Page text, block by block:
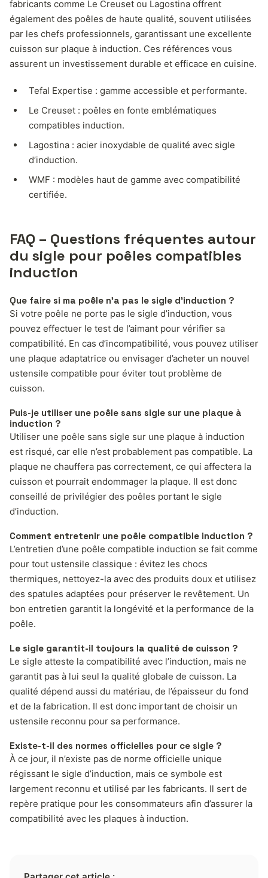
fabricants comme Le Creuset ou Lagostina offrent
également des poêles de haute qualité, souvent utilisées
par les chefs professionnels, garantissant une excellente
cuisson sur plaque à induction. Ces références vous
assurent un investissement durable et efficace en cuisine.
Tefal Expertise : gamme accessible et performante.
Le Creuset : poêles en fonte emblématiques
compatibles induction.
Lagostina : acier inoxydable de qualité avec sigle
d’induction.
WMF : modèles haut de gamme avec compatibilité
certifiée.
FAQ – Questions fréquentes autour
du sigle pour poêles compatibles
induction
Que faire si ma poêle n’a pas le sigle d’induction ?
Si votre poêle ne porte pas le sigle d’induction, vous
pouvez effectuer le test de l’aimant pour vérifier sa
compatibilité. En cas d’incompatibilité, vous pouvez utiliser
une plaque adaptatrice ou envisager d’acheter un nouvel
ustensile compatible pour éviter tout problème de
cuisson.
Puis-je utiliser une poêle sans sigle sur une plaque à
induction ?
Utiliser une poêle sans sigle sur une plaque à induction
est risqué, car elle n’est probablement pas compatible. La
plaque ne chauffera pas correctement, ce qui affectera la
cuisson et pourrait endommager la plaque. Il est donc
conseillé de privilégier des poêles portant le sigle
d’induction.
Comment entretenir une poêle compatible induction ?
L’entretien d’une poêle compatible induction se fait comme
pour tout ustensile classique : évitez les chocs
thermiques, nettoyez-la avec des produits doux et utilisez
des spatules adaptées pour préserver le revêtement. Un
bon entretien garantit la longévité et la performance de la
poêle.
Le sigle garantit-il toujours la qualité de cuisson ?
Le sigle atteste la compatibilité avec l’induction, mais ne
garantit pas à lui seul la qualité globale de cuisson. La
qualité dépend aussi du matériau, de l’épaisseur du fond
et de la fabrication. Il est donc important de choisir un
ustensile reconnu pour sa performance.
Existe-t-il des normes officielles pour ce sigle ?
À ce jour, il n’existe pas de norme officielle unique
régissant le sigle d’induction, mais ce symbole est
largement reconnu et utilisé par les fabricants. Il sert de
repère pratique pour les consommateurs afin d’assurer la
compatibilité avec les plaques à induction.